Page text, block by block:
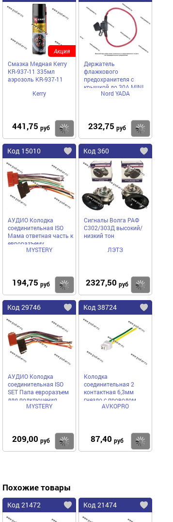
Смазка Медная Kerry
KR-937-11 335мл
аэрозоль KR-937-11
Kerry
441,75 руб Купить
Акция
Держатель
флажкового
предохранителя с
крышкой до 30А MINI
W707 сечение провода
Nord YADA
232,75 руб
Код 15010
АУДИО Колодка
соединительная ISO
Мама ответная часть к
евроразъему
MYSTERY
194,75 руб Купить
Код 360
Сигналы Волга РАФ
С302/303Д высокий/
низкий тон
ЛЭТЗ
2327,50 руб
Код 29746
АУДИО Колодка
соединительная ISO
SET Папа евроразъем
для подключения
автомагнитолы с
MYSTERY
209,00 руб Купить
Код 38724
Колодка
соединительная 2
контактная 6,3мм
гнездо с проводом
2,50мм AVKOPRO
AVKOPRO
87,40 руб
Похожие товары
Код 21472 Код 21474